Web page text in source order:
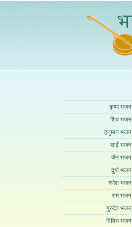
कृष्ण भजन
शिव भजन
हनुमान भजन
साईं भजन
जैन भजन
दुर्गा भजन
गणेश भजन
राम भजन
गुरुदेव भजन
विविध भजन